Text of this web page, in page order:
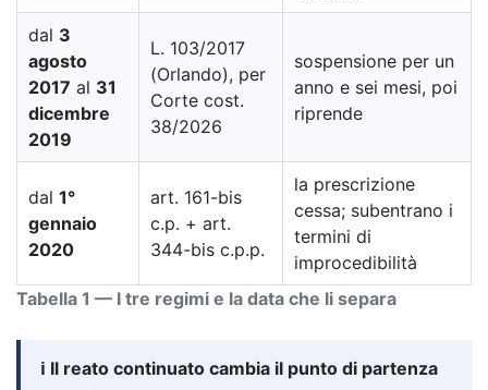
Tabella 1 — I tre regimi e la data che li separa
dal 3
agosto
2017 al 31
dicembre
2019
L. 103/2017
(Orlando), per
Corte cost.
38/2026
sospensione per un
anno e sei mesi, poi
riprende
dal 1°
gennaio
2020
art. 161-bis
c.p. + art.
344-bis c.p.p.
la prescrizione
cessa; subentrano i
termini di
improcedibilità
ℹ️ Il reato continuato cambia il punto di partenza